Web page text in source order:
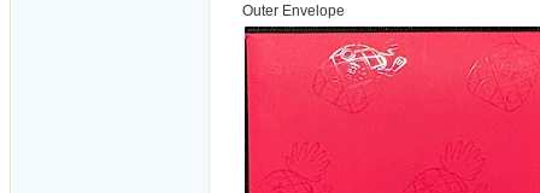
Outer Envelope